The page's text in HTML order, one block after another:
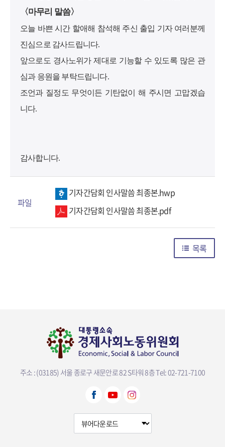
〈마무리 말씀〉
오늘 바쁜 시간 할애해 참석해 주신 출입 기자 여러분께
진심으로 감사드립니다.
앞으로도 경사노위가 제대로 기능할 수 있도록 많은 관
심과 응원을 부탁드립니다.
조언과 질정도 무엇이든 기탄없이 해 주시면 고맙겠습
니다.
감사합니다.
파일
기자간담회 인사말씀 최종본.hwp
기자간담회 인사말씀 최종본.pdf
목록
주소 : (03185) 서울 종로구 새문안로 82 S타워 8층Tel: 02-721-7100
뷰어다운로드 선택